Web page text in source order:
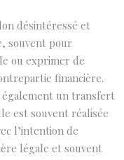
désintéressé et
souvent pour
ou exprimer de
financière.
également un transfert
est souvent réalisée
l’intention de
légale et souvent